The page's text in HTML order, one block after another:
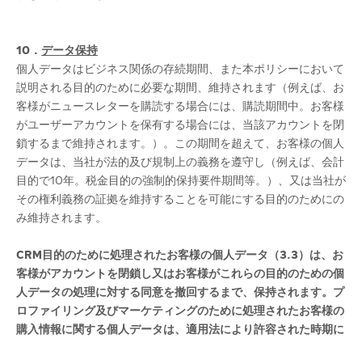
10． データ保持
個人データはビジネス関係の存続期間、また本ポリシーにおいて
説明される目的のために必要な期間、維持されます（例えば、お
客様がニュースレターを購読する場合には、購読期間中。お客様
がユーザーアカウントを保有する場合には、当該アカウントを閉
鎖するまで維持されます。）。この期間を超えて、お客様の個人
データは、当社が法的及び規制上の義務を遵守し（例えば、会計
目的で10年。税金目的の強制的保持要件期間等。）、又は当社が
その権利義務の証拠を維持することを可能にする目的のためにの
み維持されます。
CRM目的のために処理されたお客様の個人データ（3.3）は、お
客様がアカウントを閉鎖し又はお客様がこれらの目的のための個
人データの処理に対する同意を撤回するまで、保持されます。プ
ロファイリング及びマーケティングのために処理されたお客様の
購入情報に関する個人データは、適用法により許容された時期に